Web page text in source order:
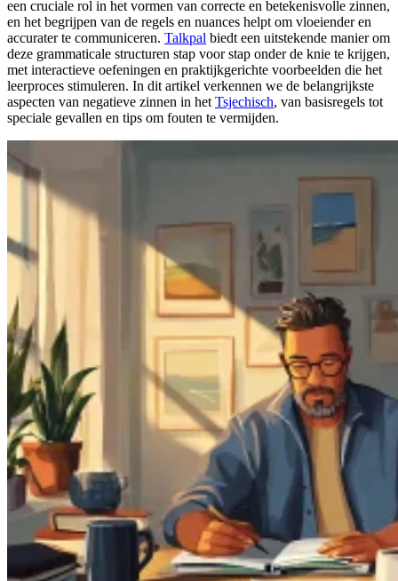
een cruciale rol in het vormen van correcte en betekenisvolle zinnen,
en het begrijpen van de regels en nuances helpt om vloeiender en
accurater te communiceren. Talkpal biedt een uitstekende manier om
deze grammaticale structuren stap voor stap onder de knie te krijgen,
met interactieve oefeningen en praktijkgerichte voorbeelden die het
leerproces stimuleren. In dit artikel verkennen we de belangrijkste
aspecten van negatieve zinnen in het Tsjechisch, van basisregels tot
speciale gevallen en tips om fouten te vermijden.